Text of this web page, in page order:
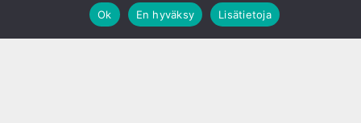
Ok
En hyväksy Lisätietoja